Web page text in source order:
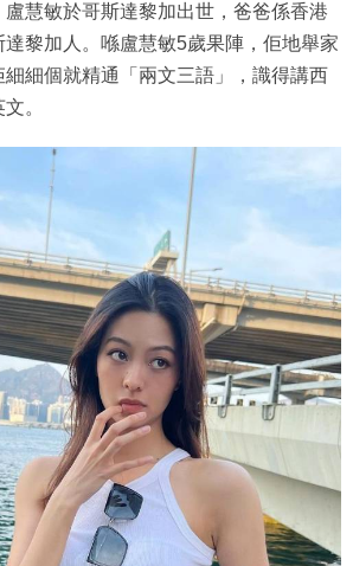
慧敏於哥斯達黎加出世，爸爸係香港
達黎加人。喺盧慧敏5歲果陣，佢地舉家
細個就精通「兩文三語」，識得講西
。